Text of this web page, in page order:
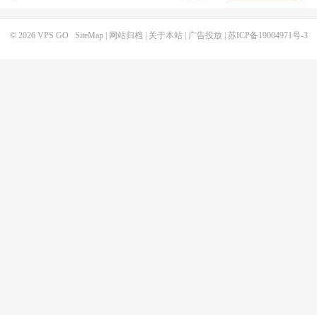
© 2026 VPS GO SiteMap| 网站归档 | 关于本站| 广告投放| 苏ICP备19004971号-3